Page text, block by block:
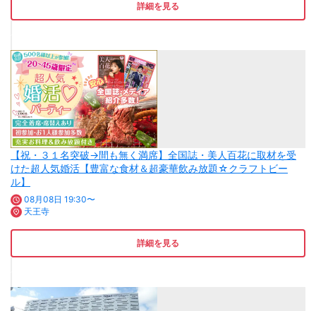
詳細を見る
【祝・３１名突破→間も無く満席】全国誌・美人百花に取材を受
けた超人気婚活【豊富な食材＆超豪華飲み放題☆クラフトビー
ル】
08月08日 19:30〜
天王寺
詳細を見る